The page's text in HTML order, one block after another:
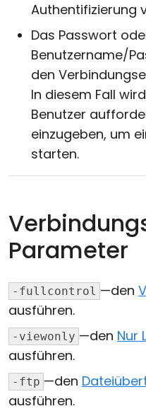
Authentifizierung
Das Passwort
Benutzername/
den
In diesem Fall
Benutzer
einzugeben, um
starten.
Parameter
-fullcontrol —den
ausführen.
-viewonly —den Nur
ausführen.
-ftp —den
ausführen.